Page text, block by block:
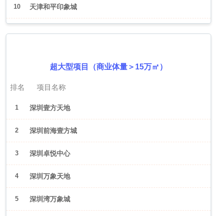
10 天津和平印象城
超大型项目（商业体量＞15万㎡）
排名 项目名称
1 深圳壹方天地
2 深圳前海壹方城
3 深圳卓悦中心
4 深圳万象天地
5 深圳湾万象城